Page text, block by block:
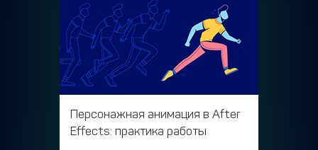
Персонажная анимация в After
Effects: практика работы